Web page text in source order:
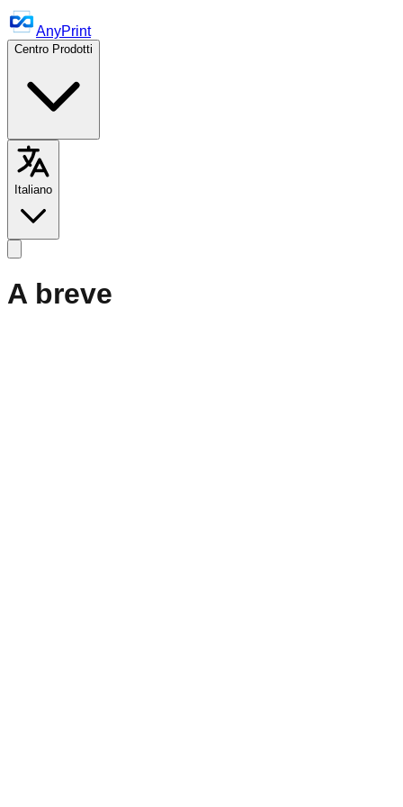
AnyPrint
Centro Prodotti
Italiano
A breve